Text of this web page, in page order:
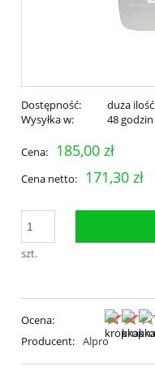
Dostępność:
duża ilość
Wysyłka w:
48 godzin
Cena: 185,00 zł
Cena netto: 171,30 zł
szt.
Ocena:
Producent: Alpro